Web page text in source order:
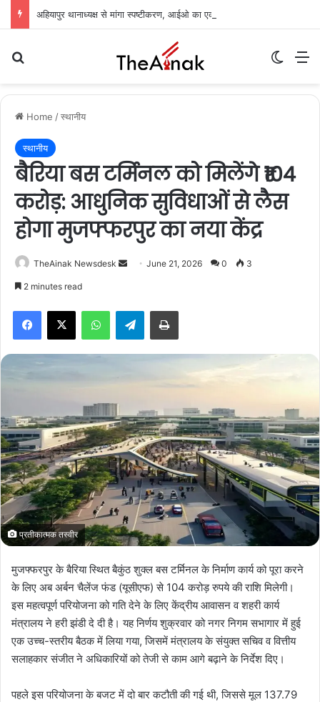
Home /स्थानीय
स्थानीय
बैरिया बस टर्मिनल को मिलेंगे ₹104
करोड़: आधुनिक सुविधाओं से लैस
होगा मुजफ्फरपुर का नया केंद्र
TheAinak Newsdesk
a
i
l
June 21, 2026 0 3
2 minutes read
Telegram
प्रतीकात्मक तस्वीर
मुजफ्फरपुर के बैरिया स्थित बैकुंठ शुक्ल बस टर्मिनल के निर्माण कार्य को पूरा करने
के लिए अब अर्बन चैलेंज फंड (यूसीएफ) से 104 करोड़ रुपये की राशि मिलेगी।
इस महत्वपूर्ण परियोजना को गति देने के लिए केंद्रीय आवासन व शहरी कार्य
मंत्रालय ने हरी झंडी दे दी है। यह निर्णय शुक्रवार को नगर निगम सभागार में हुई
एक उच्च-स्तरीय बैठक में लिया गया, जिसमें मंत्रालय के संयुक्त सचिव व वित्तीय
सलाहकार संजीत ने अधिकारियों को तेजी से काम आगे बढ़ाने के निर्देश दिए।
पहले इस परियोजना के बजट में दो बार कटौती की गई थी, जिससे मूल 137.79